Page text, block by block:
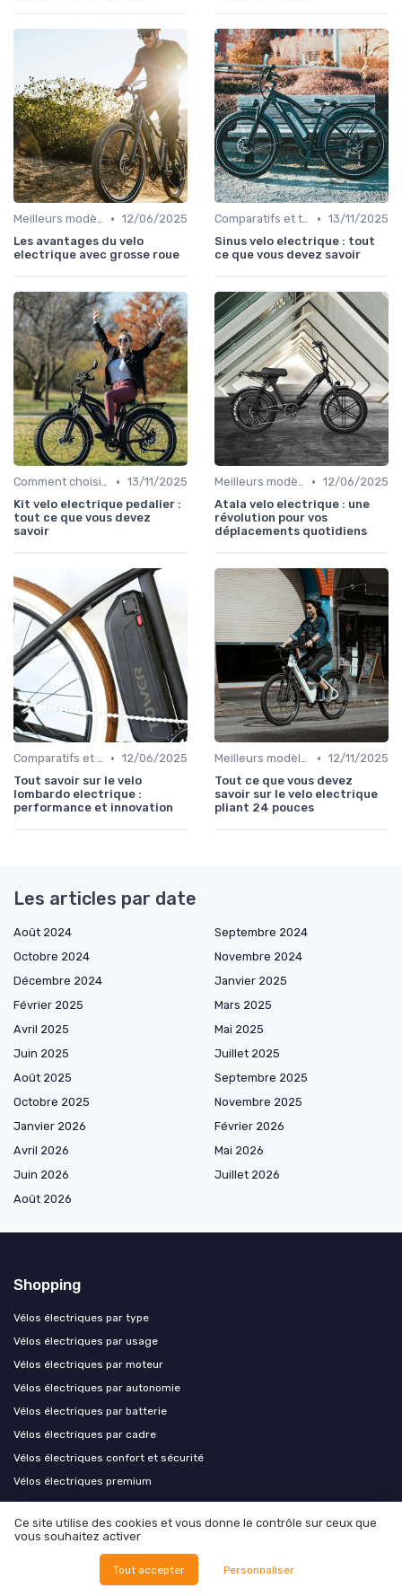
Meilleurs modèles et marques • 12/06/2025
Les avantages du velo
electrique avec grosse roue
Comparatifs et tests de vélos électriques • 13/11/2025
Sinus velo electrique : tout
ce que vous devez savoir
Comment choisir un vélo électrique • 13/11/2025
Kit velo electrique pedalier :
tout ce que vous devez
savoir
Meilleurs modèles et marques • 12/06/2025
Atala velo electrique : une
révolution pour vos
déplacements quotidiens
Comparatifs et tests de vélos électriques • 12/06/2025
Tout savoir sur le velo
lombardo electrique :
performance et innovation
Meilleurs modèles et marques • 12/11/2025
Tout ce que vous devez
savoir sur le velo electrique
pliant 24 pouces
Les articles par date
Août 2024
Septembre 2024
Octobre 2024
Novembre 2024
Décembre 2024
Janvier 2025
Février 2025
Mars 2025
Avril 2025
Mai 2025
Juin 2025
Juillet 2025
Août 2025
Septembre 2025
Octobre 2025
Novembre 2025
Janvier 2026
Février 2026
Avril 2026
Mai 2026
Juin 2026
Juillet 2026
Août 2026
Shopping
Vélos électriques par type
Vélos électriques par usage
Vélos électriques par moteur
Vélos électriques par autonomie
Vélos électriques par batterie
Vélos électriques par cadre
Vélos électriques confort et sécurité
Vélos électriques premium
Les plus lus
Kit debridage velo electrique nakamura : tout ce que vous devez savoir
Que faire si vous avez perdu la clé de la batterie de votre vélo électrique
Ce site utilise des cookies et vous donne le contrôle sur ceux que
vous souhaitez activer
Tout accepter Personnaliser